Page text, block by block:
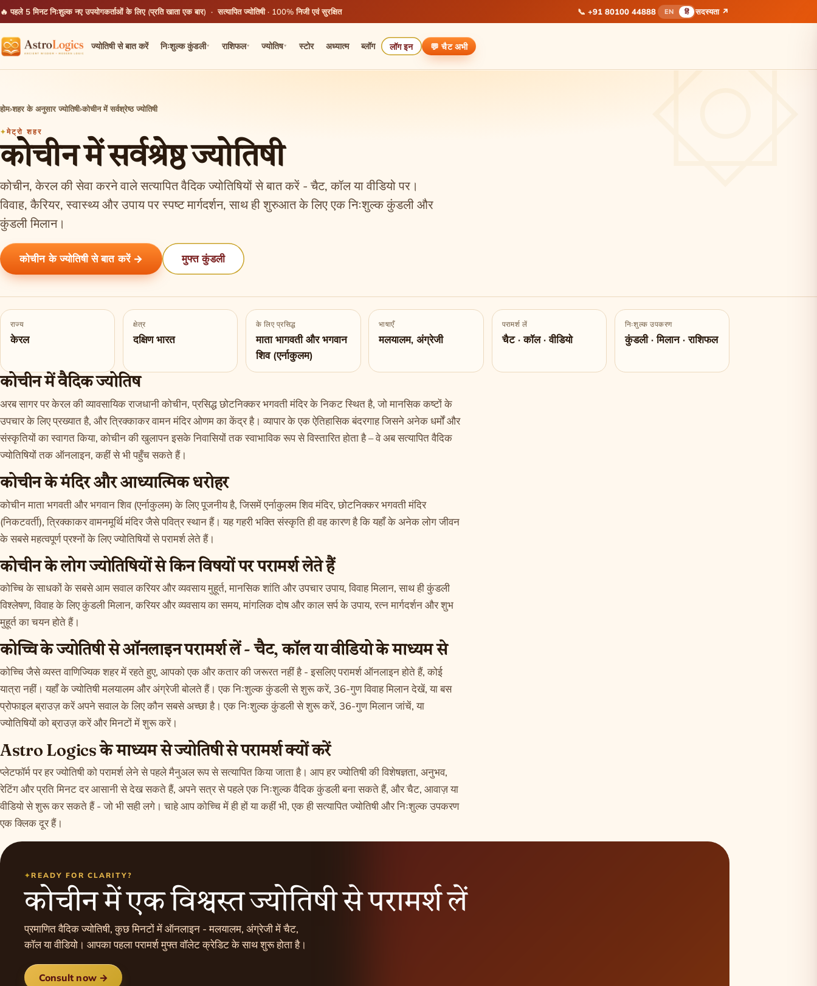
🔥 पहले 5 मिनट निःशुल्कनए उपयोगकर्ताओं के लिए (प्रति खाता एक बार) · सत्यापित ज्योतिषी · 100% निजी एवं सुरक्षित 📞 +91 80100 44888 EN हिं सदस्यता ↗
ज्योतिषी से बात करें निःशुल्क कुंडली▾ राशिफल▾ ज्योतिष▾ स्टोर अध्यात्म ब्लॉग लॉग इन 💬 चैटअभी
होम›शहर के अनुसार ज्योतिषी›कोचीन में सर्वश्रेष्ठ ज्योतिषी
मेट्रो शहर
कोचीन में सर्वश्रेष्ठ ज्योतिषी
कोचीन, केरल की सेवा करने वाले सत्यापित वैदिक ज्योतिषियों से बात करें - चैट, कॉल या वीडियो पर।
विवाह, कैरियर, स्वास्थ्य और उपाय पर स्पष्ट मार्गदर्शन, साथ ही शुरुआत के लिए एक निःशुल्क कुंडली और
कुंडली मिलान।
कोचीन के ज्योतिषी से बात करें → मुफ्त कुंडली
राज्य
केरल
क्षेत्र
दक्षिण भारत
के लिए प्रसिद्ध
माता भागवती और भगवान
शिव (एर्नाकुलम)
भाषाएँ
मलयालम, अंग्रेजी
परामर्श लें
चैट · कॉल · वीडियो
निःशुल्क उपकरण
कुंडली · मिलान · राशिफल
कोचीन में वैदिक ज्योतिष
अरब सागर पर केरल की व्यावसायिक राजधानी कोचीन, प्रसिद्ध छोटनिक्कर भगवती मंदिर के निकट स्थित है, जो मानसिक कष्टों के
उपचार के लिए प्रख्यात है, और त्रिक्काकर वामन मंदिर ओणम का केंद्र है। व्यापार के एक ऐतिहासिक बंदरगाह जिसने अनेक धर्मों और
संस्कृतियों का स्वागत किया, कोचीन की खुलापन इसके निवासियों तक स्वाभाविक रूप से विस्तारित होता है – वे अब सत्यापित वैदिक
ज्योतिषियों तक ऑनलाइन, कहीं से भी पहुँच सकते हैं।
कोचीन के मंदिर और आध्यात्मिक धरोहर
कोचीन माता भगवती और भगवान शिव (एर्नाकुलम) के लिए पूजनीय है, जिसमें एर्नाकुलम शिव मंदिर, छोटनिक्कर भगवती मंदिर
(निकटवर्ती), त्रिक्काकर वामनमूर्थि मंदिर जैसे पवित्र स्थान हैं। यह गहरी भक्ति संस्कृति ही वह कारण है कि यहाँ के अनेक लोग जीवन
के सबसे महत्वपूर्ण प्रश्नों के लिए ज्योतिषियों से परामर्श लेते हैं।
कोचीन के लोग ज्योतिषियों से किन विषयों पर परामर्श लेते हैं
कोच्चि के साधकों के सबसे आम सवाल करियर और व्यवसाय मुहूर्त, मानसिक शांति और उपचार उपाय, विवाह मिलान, साथ ही कुंडली
विश्लेषण, विवाह के लिए कुंडली मिलान, करियर और व्यवसाय का समय, मांगलिक दोष और काल सर्प के उपाय, रत्न मार्गदर्शन और शुभ
मुहूर्त का चयन होते हैं।
कोच्चि के ज्योतिषी से ऑनलाइन परामर्श लें - चैट, कॉल या वीडियो के माध्यम से
कोच्चि जैसे व्यस्त वाणिज्यिक शहर में रहते हुए, आपको एक और कतार की जरूरत नहीं है - इसलिए परामर्श ऑनलाइन होते हैं, कोई
यात्रा नहीं। यहाँ के ज्योतिषी मलयालम और अंग्रेजी बोलते हैं। एक निःशुल्क कुंडली से शुरू करें, 36-गुण विवाह मिलान देखें, या बस
प्रोफाइल ब्राउज़ करें अपने सवाल के लिए कौन सबसे अच्छा है। एक निःशुल्ककुंडलीसे शुरू करें, 36-गुण मिलानजांचें, या
ज्योतिषियों को ब्राउज़ करेंऔर मिनटों में शुरू करें।
Astro Logics के माध्यम से ज्योतिषी से परामर्श क्यों करें
प्लेटफॉर्म पर हर ज्योतिषी को परामर्श लेने से पहले मैनुअल रूप से सत्यापित किया जाता है। आप हर ज्योतिषी की विशेषज्ञता, अनुभव,
रेटिंग और प्रति मिनट दर आसानी से देख सकते हैं, अपने सत्र से पहले एक निःशुल्क वैदिक कुंडली बना सकते हैं, और चैट, आवाज़ या
वीडियो से शुरू कर सकते हैं - जो भी सही लगे। चाहे आप कोच्चि में ही हों या कहीं भी, एक ही सत्यापित ज्योतिषी और निःशुल्क उपकरण
एक क्लिक दूर हैं।
READY FOR CLARITY?
कोचीन में एक विश्वस्त ज्योतिषी से परामर्श लें
प्रमाणित वैदिक ज्योतिषी, कुछ मिनटों में ऑनलाइन - मलयालम, अंग्रेजी में चैट,
कॉल या वीडियो। आपका पहला परामर्श मुफ्त वॉलेट क्रेडिट के साथ शुरू होता है।
Consult now →